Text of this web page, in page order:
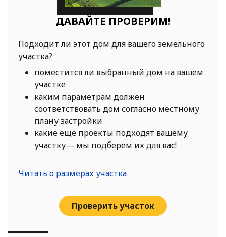
ДАВАЙТЕ ПРОВЕРИМ!
Подходит ли этот дом для вашего земельного
участка?
поместится ли выбранный дом на вашем
участке
каким параметрам должен
соответствовать дом согласно местному
плану застройки
какие еще проекты подходят вашему
участку— мы подберем их для вас!
Читать о размерах участка
Проверить участок